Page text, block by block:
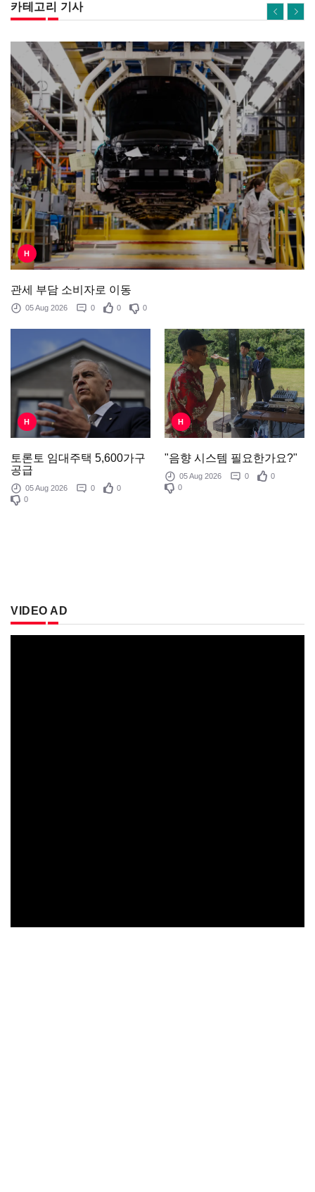
카테고리 기사
H
관세 부담 소비자로 이동
05 Aug 2026 0 0 0
H
토론토 임대주택 5,600가구
공급
05 Aug 2026 0
0
0
H
"음향 시스템 필요한가요?"
05 Aug 2026 0
0
0
VIDEO AD